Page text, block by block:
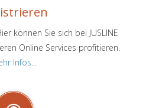
können Sie sich bei JUSLINE
Online Services profitieren.
Infos...